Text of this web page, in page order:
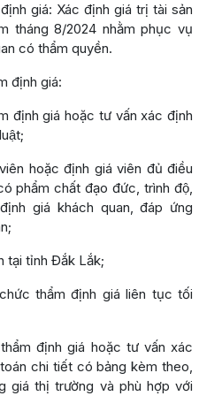
giá: Xác định giá trị tài sản
tháng 8/2024 nhằm phục vụ
có thẩm quyền.
định giá:
định giá hoặc tư vấn xác định
hoặc định giá viên đủ điều
phẩm chất đạo đức, trình độ,
giá khách quan, đáp ứng
tại tỉnh Đắk Lắk;
thẩm định giá liên tục tối
định giá hoặc tư vấn xác
chi tiết có bảng kèm theo,
giá thị trường và phù hợp với